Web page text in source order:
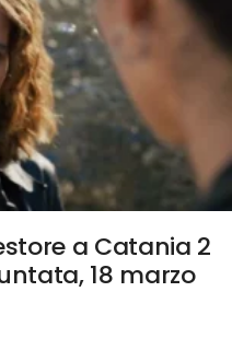
a Catania 2
18 marzo